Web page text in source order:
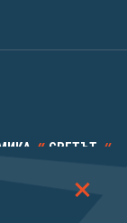
СВЕТЪТ
КАЛЕЙДОСКОП